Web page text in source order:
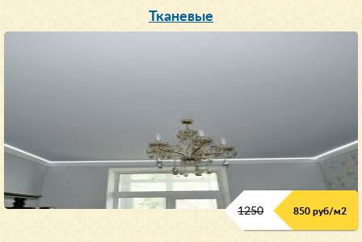
Тканевые
1250 850 руб/м2